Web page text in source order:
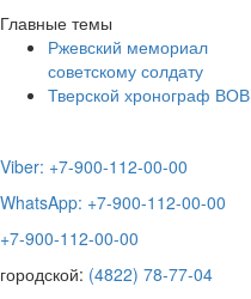
Главные темы
Ржевский мемориал
советскому солдату
Тверской хронограф ВОВ
Viber: +7-900-112-00-00
WhatsApp: +7-900-112-00-00
+7-900-112-00-00
городской: (4822) 78-77-04